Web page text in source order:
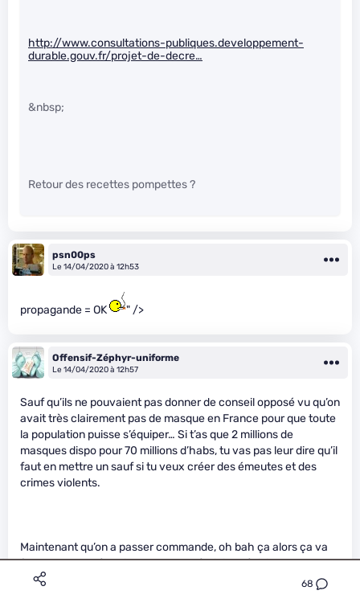
68
http://www.consultations-publiques.developpement-
durable.gouv.fr/projet-de-decre…
&nbsp;
Retour des recettes pompettes ?
psn00ps
Le 14/04/2020 à 12h53
propagande = OK " />
Offensif-Zéphyr-uniforme
Le 14/04/2020 à 12h57
Sauf qu’ils ne pouvaient pas donner de conseil opposé vu qu’on
avait très clairement pas de masque en France pour que toute
la population puisse s’équiper… Si t’as que 2 millions de
masques dispo pour 70 millions d’habs, tu vas pas leur dire qu’il
faut en mettre un sauf si tu veux créer des émeutes et des
crimes violents.
Maintenant qu’on a passer commande, oh bah ça alors ça va
être rendu systématique comme c’était imprévisible.